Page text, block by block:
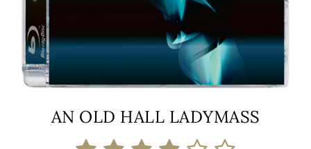
AN OLD HALL LADYMASS